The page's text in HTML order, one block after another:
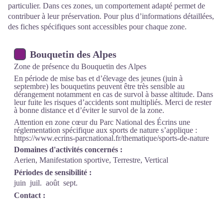
particulier. Dans ces zones, un comportement adapté permet de
contribuer à leur préservation. Pour plus d’informations détaillées,
des fiches spécifiques sont accessibles pour chaque zone.
Bouquetin des Alpes
Zone de présence du Bouquetin des Alpes
En période de mise bas et d’élevage des jeunes (juin à
septembre) les bouquetins peuvent être très sensible au
dérangement notamment en cas de survol à basse altitude. Dans
leur fuite les risques d’accidents sont multipliés. Merci de rester
à bonne distance et d’éviter le survol de la zone.
Attention en zone cœur du Parc National des Écrins une
réglementation spécifique aux sports de nature s’applique :
https://www.ecrins-parcnational.fr/thematique/sports-de-nature
Domaines d'activités concernés :
Aerien, Manifestation sportive, Terrestre, Vertical
Périodes de sensibilité :
juin juil. août sept.
Contact :